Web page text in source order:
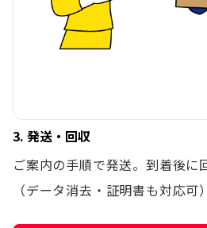
3. 発送・回収
ご案内の手順で発送。到着後に
（データ消去・証明書も対応可